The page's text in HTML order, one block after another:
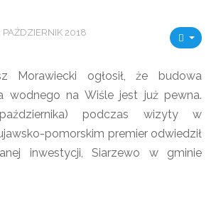
PAŹDZIERNIK 2018
Morawiecki ogłosił, że budowa
wodnego na Wiśle jest już pewna.
podczas wizyty w
pomorskim premier odwiedził
inwestycji, Siarzewo w gminie